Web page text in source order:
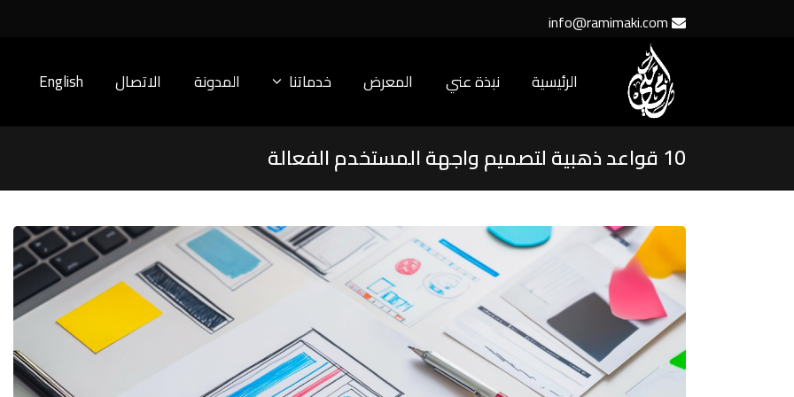
info@ramimaki.com
الرئيسية نبذة عني المعرض خدماتنا المدونة الاتصال English
10 قواعد ذهبية لتصميم واجهة المستخدم الفعالة